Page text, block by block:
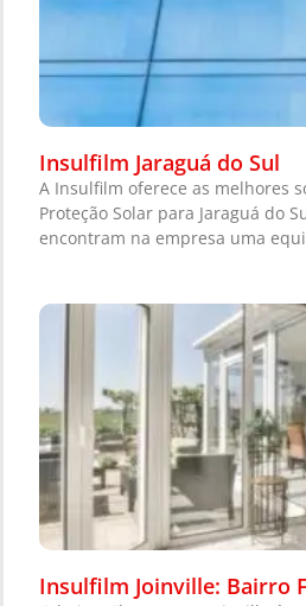
Insulfilm Jaraguá do Sul
A Insulfilm oferece as melhores
Proteção Solar para Jaraguá do
encontram na empresa uma
Insulfilm Joinville: Bairro